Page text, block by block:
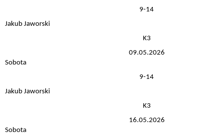
9-14
Jakub Jaworski
K3
09.05.2026
Sobota
9-14
Jakub Jaworski
K3
16.05.2026
Sobota